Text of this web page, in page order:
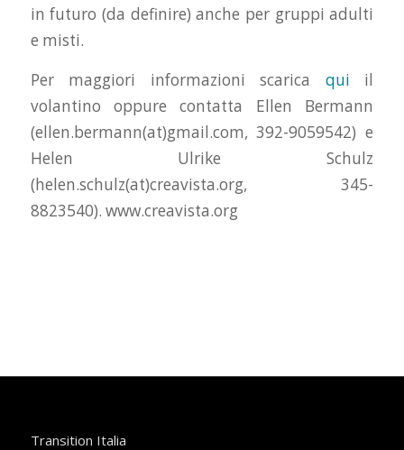
in futuro (da definire) anche per gruppi adulti
e misti.
Per maggiori informazioni scarica qui il
volantino oppure contatta Ellen Bermann
(ellen.bermann(at)gmail.com, 392-9059542) e
Helen Ulrike Schulz
(helen.schulz(at)creavista.org, 345-
8823540). www.creavista.org
Transition Italia